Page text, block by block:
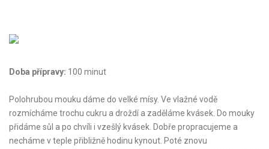
Doba přípravy: 100 minut
Polohrubou mouku dáme do velké mísy. Ve vlažné vodě
rozmícháme trochu cukru a droždí a zaděláme kvásek. Do mouky
přidáme sůl a po chvíli i vzešlý kvásek. Dobře propracujeme a
necháme v teple přibližně hodinu kynout. Poté znovu